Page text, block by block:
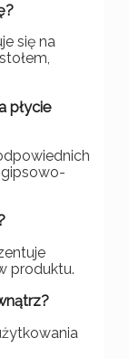
się na
płycie
produktu.